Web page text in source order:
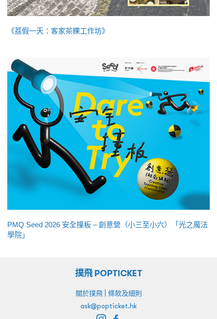
《荔假一天：客家茶粿工作坊》
PMQ Seed 2026 安全撞板 – 創意營（小三至小六）「光之魔法
學院」
撲飛 POPTICKET
關於撲飛| 條款及細則
ask@popticket.hk